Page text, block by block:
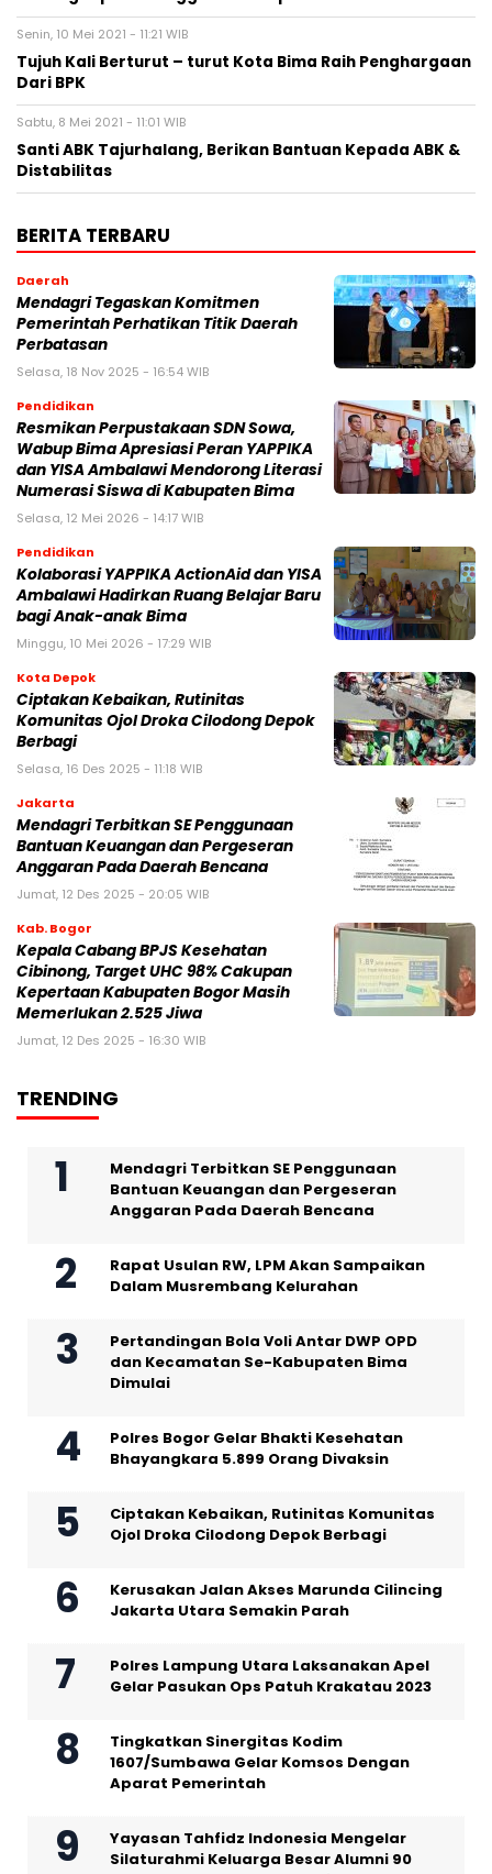
Senin, 10 Mei 2021 - 11:21 WIB
Tujuh Kali Berturut – turut Kota Bima Raih Penghargaan
Dari BPK
Sabtu, 8 Mei 2021 - 11:01 WIB
Santi ABK Tajurhalang, Berikan Bantuan Kepada ABK &
Distabilitas
BERITA TERBARU
Daerah
Mendagri Tegaskan Komitmen
Pemerintah Perhatikan Titik Daerah
Perbatasan
Selasa, 18 Nov 2025 - 16:54 WIB
Pendidikan
Resmikan Perpustakaan SDN Sowa,
Wabup Bima Apresiasi Peran YAPPIKA
dan YISA Ambalawi Mendorong Literasi
Numerasi Siswa di Kabupaten Bima
Selasa, 12 Mei 2026 - 14:17 WIB
Pendidikan
Kolaborasi YAPPIKA ActionAid dan YISA
Ambalawi Hadirkan Ruang Belajar Baru
bagi Anak-anak Bima
Minggu, 10 Mei 2026 - 17:29 WIB
Kota Depok
Ciptakan Kebaikan, Rutinitas
Komunitas Ojol Droka Cilodong Depok
Berbagi
Selasa, 16 Des 2025 - 11:18 WIB
Jakarta
Mendagri Terbitkan SE Penggunaan
Bantuan Keuangan dan Pergeseran
Anggaran Pada Daerah Bencana
Jumat, 12 Des 2025 - 20:05 WIB
Kab. Bogor
Kepala Cabang BPJS Kesehatan
Cibinong, Target UHC 98% Cakupan
Kepertaan Kabupaten Bogor Masih
Memerlukan 2.525 Jiwa
Jumat, 12 Des 2025 - 16:30 WIB
TRENDING
Mendagri Terbitkan SE Penggunaan
Bantuan Keuangan dan Pergeseran
Anggaran Pada Daerah Bencana
Rapat Usulan RW, LPM Akan Sampaikan
Dalam Musrembang Kelurahan
Pertandingan Bola Voli Antar DWP OPD
dan Kecamatan Se-Kabupaten Bima
Dimulai
Polres Bogor Gelar Bhakti Kesehatan
Bhayangkara 5.899 Orang Divaksin
Ciptakan Kebaikan, Rutinitas Komunitas
Ojol Droka Cilodong Depok Berbagi
Kerusakan Jalan Akses Marunda Cilincing
Jakarta Utara Semakin Parah
Polres Lampung Utara Laksanakan Apel
Gelar Pasukan Ops Patuh Krakatau 2023
Tingkatkan Sinergitas Kodim
1607/Sumbawa Gelar Komsos Dengan
Aparat Pemerintah
Yayasan Tahfidz Indonesia Mengelar
Silaturahmi Keluarga Besar Alumni 90